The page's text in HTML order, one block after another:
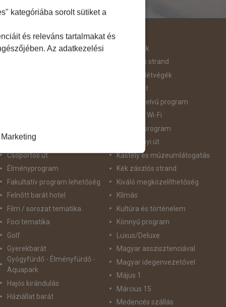
Útjellemző
Adventi út
Csillagtúra
Csoportos út
Élményprogram
Fakultatív program lehetőség
Felnőtt barát hotel
Film / sorozat tematika
Foci tematika
Golf
Gyerekbarát
Gyógyfürdő - Élményfürdő -
Aquapark
Hajós kirándulás
Háziállat barát
Hegyvidék
Homokos strand
Hosszú Hétvégék
Húsvéti út
idegennyelvű program
Ingyenes Wi-Fi
Intenzív program
Karácsonyi út
Kastély és múzeumlátogatás
Kék zászlós strand
Kiváló megközelíthetőség
Klímás
Kultúra és történelem
Könnyű program
Luxus/Deluxe
Magyar asszisztenciával
Magyar idegenvezetővel
Május 1
Március 15
Medencés szállás
kategóriába sorolt sütiket a
és releváns tartalmakat és
Az adatkezelési
Marketing